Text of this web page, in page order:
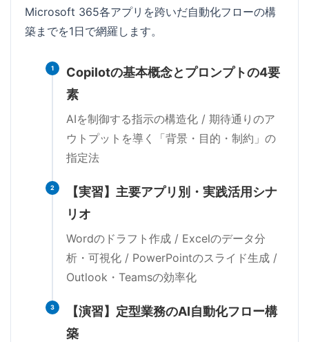
Microsoft 365各アプリを跨いだ自動化フローの構
築までを1日で網羅します。
1
Copilotの基本概念とプロンプトの4要
素
AIを制御する指示の構造化 / 期待通りのア
ウトプットを導く「背景・目的・制約」の
指定法
2
【実習】主要アプリ別・実践活用シナ
リオ
Wordのドラフト作成 / Excelのデータ分
析・可視化 / PowerPointのスライド生成 /
Outlook・Teamsの効率化
3
【演習】定型業務のAI自動化フロー構
築